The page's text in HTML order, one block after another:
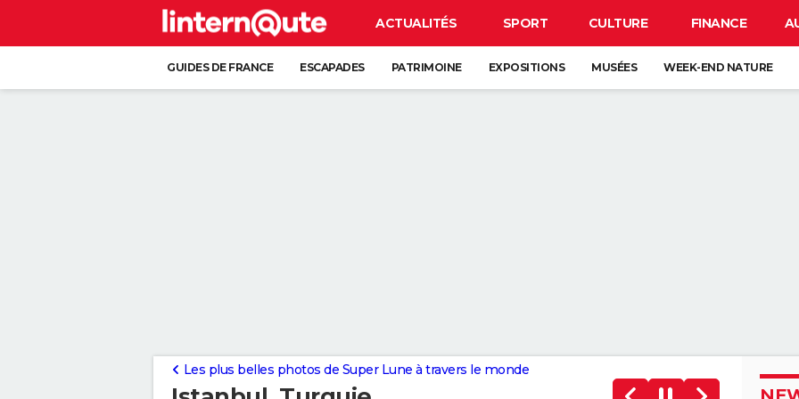
ACTUALITÉS SPORT CULTURE FINANCE
GUIDES DE FRANCE ESCAPADES PATRIMOINE EXPOSITIONS MUSÉES WEEK-END NATURE
Les plus belles photos de Super Lune à travers le monde